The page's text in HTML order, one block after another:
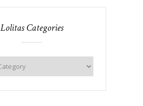
Lolitas Categories